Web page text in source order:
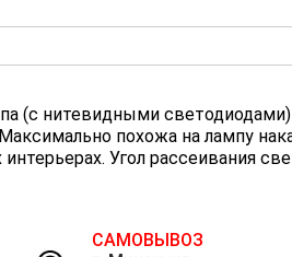
(с нитевидными светодиодами)
похожа на лампу
Угол рассеивания
САМОВЫВОЗ